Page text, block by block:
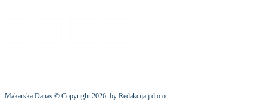
Makarska Danas © Copyright2026. by Redakcija j.d.o.o.